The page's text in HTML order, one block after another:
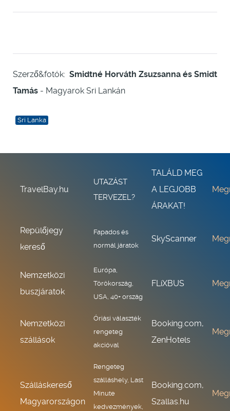
Szerző&fotók: Smidtné Horváth Zsuzsanna és Smidt
Tamás - Magyarok Sri Lankán
Sri Lanka
TravelBay.hu
UTAZÁST
TERVEZEL?
TALÁLD MEG
A LEGJOBB
ÁRAKAT!
Repülőjegy
kereső
Fapados és
normál járatok
SkyScanner
Nemzetközi
buszjáratok
Európa,
Törökország,
USA, 40+ ország
FLiXBUS
Nemzetközi
szállások
Óriási választék
rengeteg
akcióval
Booking.com,
ZenHotels
Szálláskereső
Magyarországon
Rengeteg
szálláshely, Last
Minute
kedvezmények,
Booking.com,
Szallas.hu